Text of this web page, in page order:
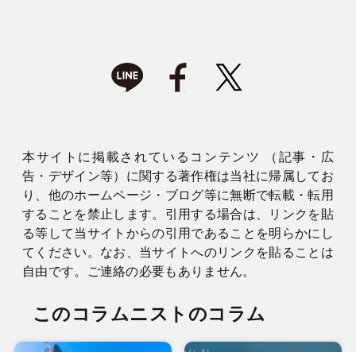
本サイトに掲載されているコンテンツ （記事・広
告・デザイン等）に関する著作権は当社に帰属してお
り、他のホームページ・ブログ等に無断で転載・転用
することを禁止します。引用する場合は、リンクを貼
る等して当サイトからの引用であることを明らかにし
てください。なお、当サイトへのリンクを貼ることは
自由です。ご連絡の必要もありません。
このコラムニストのコラム